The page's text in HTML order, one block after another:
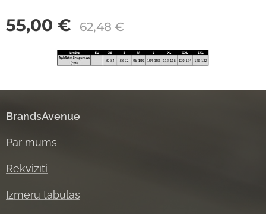
55,00 € 62,48€
BrandsAvenue
Par mums
Rekvizīti
Izmēru tabulas